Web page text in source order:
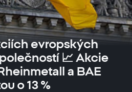
evropských
📈 Akcie
a BAE
o 13 %